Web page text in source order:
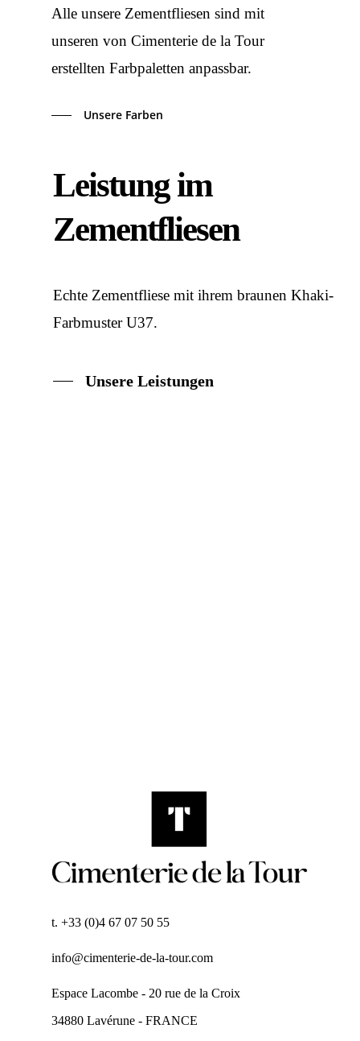
Alle unsere Zementfliesen sind mit
unseren von Cimenterie de la Tour
erstellten Farbpaletten anpassbar.
Unsere Farben
Leistung im
Zementfliesen
Echte Zementfliese mit ihrem braunen Khaki-
Farbmuster U37.
Unsere Leistungen
t. +33 (0)4 67 07 50 55
info@cimenterie-de-la-tour.com
Espace Lacombe - 20 rue de la Croix
34880 Lavérune - FRANCE